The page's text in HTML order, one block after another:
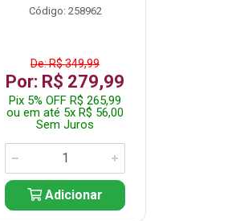
Código: 258962
De: R$ 349,99
Por: R$ 279,99
Pix 5% OFF R$ 265,99
ou em até 5x R$ 56,00
Sem Juros
Adicionar